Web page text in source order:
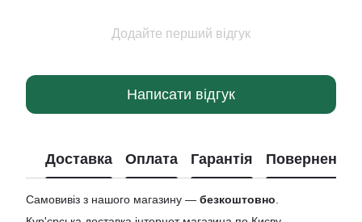
Додайте перший відгук
Написати відгук
Доставка Оплата Гарантія Повернення
Самовивіз з нашого магазину — безкоштовно